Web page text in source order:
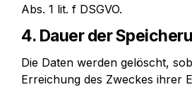
Abs. 1 lit. f DSGVO.
4. Dauer der
Die Daten werden gelöscht,
Erreichung des Zweckes ihrer